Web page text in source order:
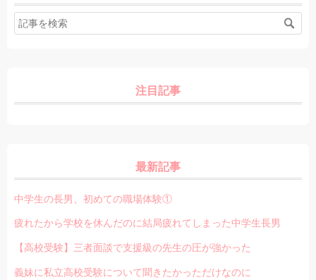
注目記事
最新記事
中学生の長男、初めての職場体験①
疲れたから学校を休んだのに結局疲れてしまった中学生長男
【高校受験】三者面談で支援級の先生の圧が強かった
義妹に私立高校受験について聞きたかっただけなのに